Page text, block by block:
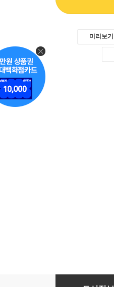
미리보기
하워드의 선물